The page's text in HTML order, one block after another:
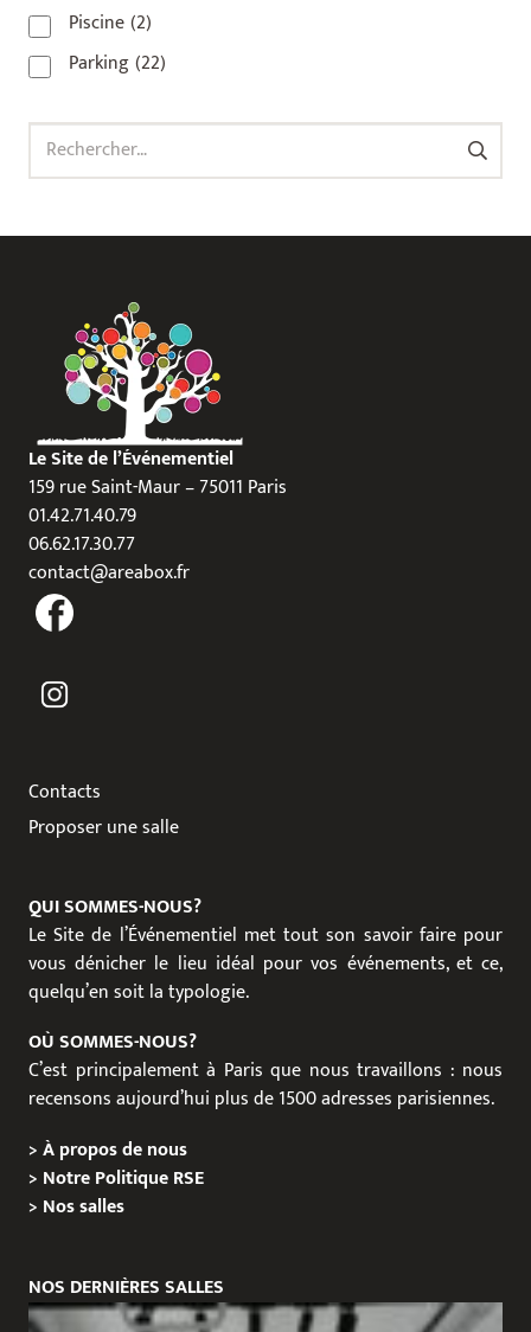
Piscine(2)
Parking(22)
Rechercher :
Le Site de l’Événementiel
159 rue Saint-Maur – 75011 Paris
01.42.71.40.79
06.62.17.30.77
contact@areabox.fr
Contacts
Proposer une salle
QUI SOMMES-NOUS?
Le Site de l’Événementiel met tout son savoir faire pour
vous dénicher le lieu idéal pour vos événements, et ce,
quelqu’en soit la typologie.
OÙ SOMMES-NOUS?
C’est principalement à Paris que nous travaillons : nous
recensons aujourd’hui plus de 1500 adresses parisiennes.
>À propos de nous
> Notre Politique RSE
> Nos salles
NOS DERNIÈRES SALLES